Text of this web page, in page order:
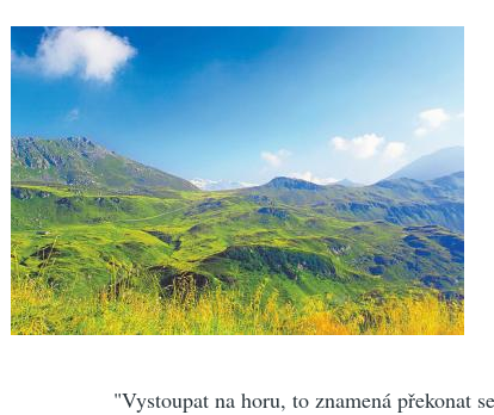
"Vystoupat na horu, to znamená překonat